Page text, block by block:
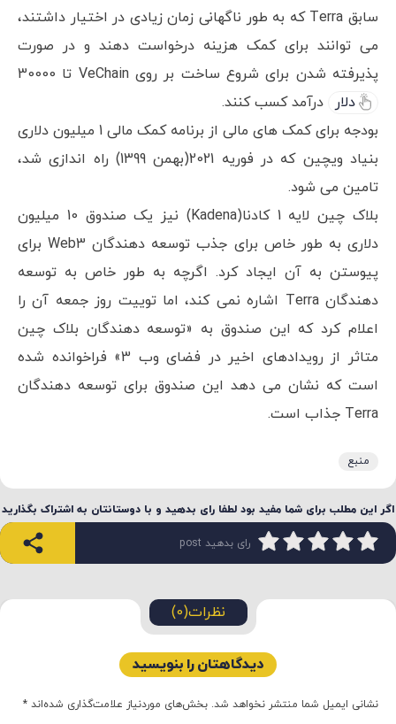
سابق Terra که به طور ناگهانی زمان زیادی در اختیار داشتند،
می توانند برای کمک هزینه درخواست دهند و در صورت
پذیرفته شدن برای شروع ساخت بر روی VeChain تا 30000
دلار
درآمد کسب کنند.
بودجه برای کمک های مالی از برنامه کمک مالی 1 میلیون دلاری
بنیاد ویچین که در فوریه 2021(بهمن 1399) راه اندازی شد،
تامین می شود.
بلاک چین لایه 1 کادنا(Kadena) نیز یک صندوق 10 میلیون
دلاری به طور خاص برای جذب توسعه دهندگان Web3 برای
پیوستن به آن ایجاد کرد. اگرچه به طور خاص به توسعه
دهندگان Terra اشاره نمی کند، اما توییت روز جمعه آن را
اعلام کرد که این صندوق به «توسعه دهندگان بلاک چین
متاثر از رویدادهای اخیر در فضای وب 3» فراخوانده شده
است که نشان می دهد این صندوق برای توسعه دهندگان
Terra جذاب است.
منبع
اگر این مطلب برای شما مفید بود لطفا رای بدهید و با دوستانتان به اشتراک بگذارید
رای بدهید post
نظرات(0)
دیدگاهتان را بنویسید
نشانی ایمیل شما منتشر نخواهد شد. بخش‌های موردنیاز علامت‌گذاری شده‌اند *